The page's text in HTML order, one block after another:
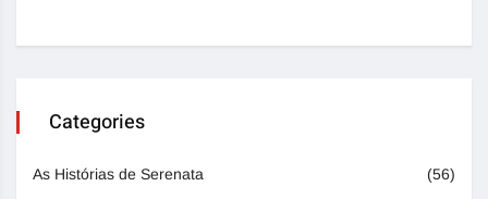
Categories
As Histórias de Serenata (56)